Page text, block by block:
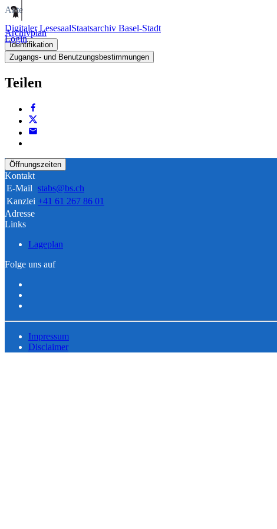
Digitaler LesesaalStaatsarchiv Basel-Stadt
Login
Akte
Archivplan
Identifikation
Zugangs- und Benutzungsbestimmungen
Teilen
Öffnungszeiten
Kontakt
E-Mail stabs@bs.ch
Kanzlei +41 61 267 86 01
Adresse
Links
Lageplan
Folge uns auf
Impressum
Disclaimer